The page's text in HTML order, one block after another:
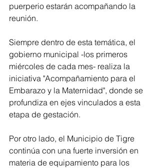
puerperio estarán acompañando la
reunión.
Siempre dentro de esta temática, el
gobierno municipal -los primeros
miércoles de cada mes- realiza la
iniciativa "Acompañamiento para el
Embarazo y la Maternidad", donde se
profundiza en ejes vinculados a esta
etapa de gestación.
Por otro lado, el Municipio de Tigre
continúa con una fuerte inversión en
materia de equipamiento para los